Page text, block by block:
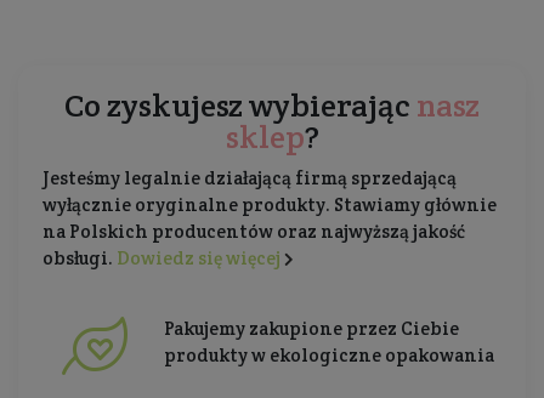
Co zyskujesz wybierając nasz
sklep?
Jesteśmy legalnie działającą firmą sprzedającą
wyłącznie oryginalne produkty. Stawiamy głównie
na Polskich producentów oraz najwyższą jakość
obsługi. Dowiedz się więcej
Pakujemy zakupione przez Ciebie
produkty w ekologiczne opakowania